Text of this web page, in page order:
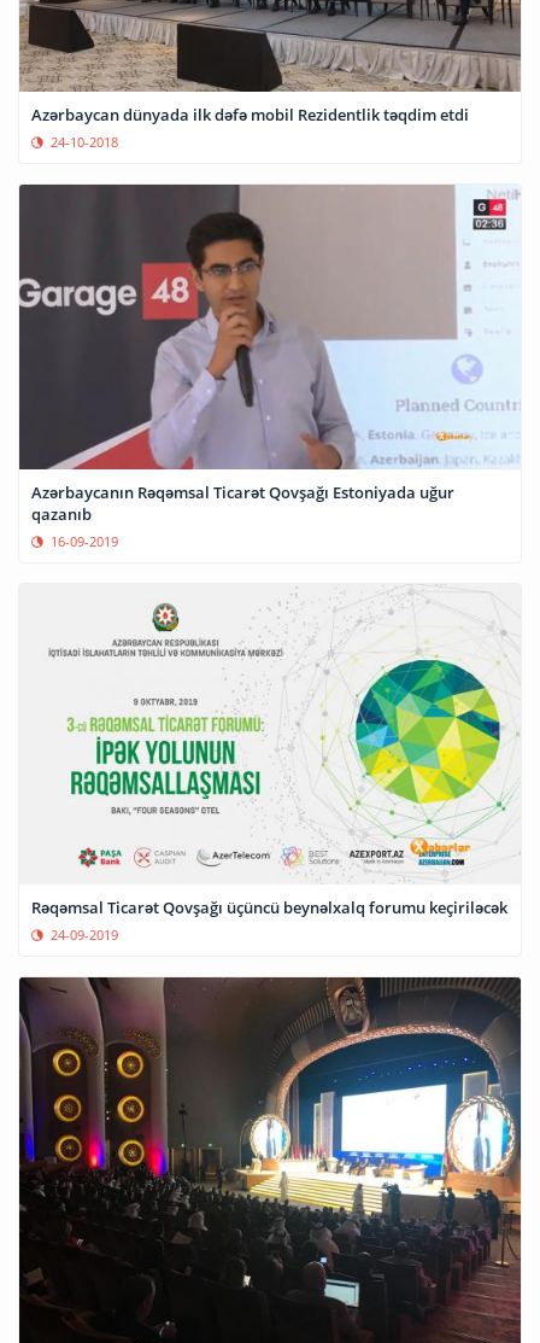
Azərbaycan dünyada ilk dəfə mobil Rezidentlik təqdim etdi
24-10-2018
Azərbaycanın Rəqəmsal Ticarət Qovşağı Estoniyada uğur
qazanıb
16-09-2019
Rəqəmsal Ticarət Qovşağı üçüncü beynəlxalq forumu keçiriləcək
24-09-2019